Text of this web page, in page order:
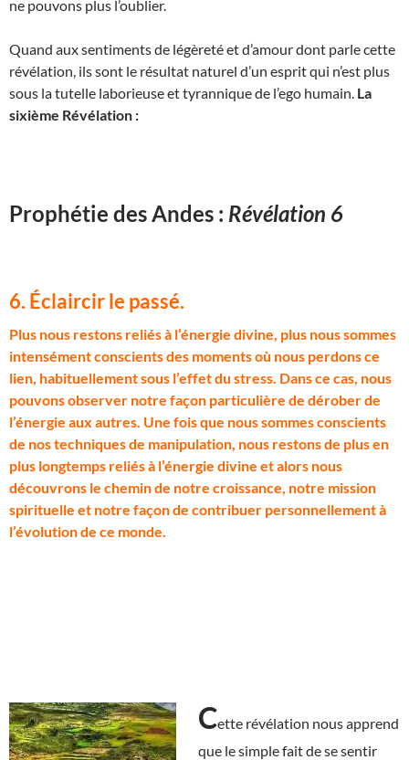
ne pouvons plus l’oublier.
Quand aux sentiments de légèreté et d’amour dont parle cette
révélation, ils sont le résultat naturel d’un esprit qui n’est plus
sous la tutelle laborieuse et tyrannique de l’ego humain. La
sixième Révélation :
Prophétie des Andes : Révélation 6
6. Éclaircir le passé.
Plus nous restons reliés à l’énergie divine, plus nous sommes
intensément conscients des moments où nous perdons ce
lien, habituellement sous l’effet du stress. Dans ce cas, nous
pouvons observer notre façon particulière de dérober de
l’énergie aux autres. Une fois que nous sommes conscients
de nos techniques de manipulation, nous restons de plus en
plus longtemps reliés à l’énergie divine et alors nous
découvrons le chemin de notre croissance, notre mission
spirituelle et notre façon de contribuer personnellement à
l’évolution de ce monde.
Cette révélation nous apprend
que le simple fait de se sentir